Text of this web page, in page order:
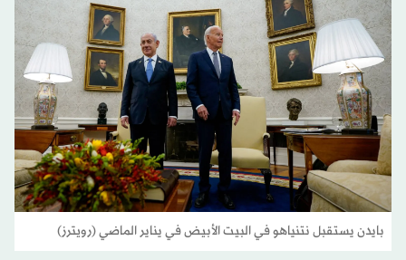
بايدن يستقبل نتنياهو في البيت الأبيض في يناير الماضي (رويترز)